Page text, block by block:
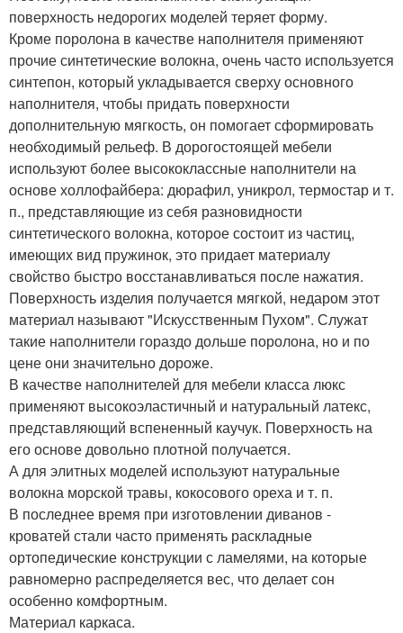
поверхность недорогих моделей теряет форму.
Кроме поролона в качестве наполнителя применяют
прочие синтетические волокна, очень часто используется
синтепон, который укладывается сверху основного
наполнителя, чтобы придать поверхности
дополнительную мягкость, он помогает сформировать
необходимый рельеф. В дорогостоящей мебели
используют более высококлассные наполнители на
основе холлофайбера: дюрафил, уникрол, термостар и т.
п., представляющие из себя разновидности
синтетического волокна, которое состоит из частиц,
имеющих вид пружинок, это придает материалу
свойство быстро восстанавливаться после нажатия.
Поверхность изделия получается мягкой, недаром этот
материал называют "Искусственным Пухом". Служат
такие наполнители гораздо дольше поролона, но и по
цене они значительно дороже.
В качестве наполнителей для мебели класса люкс
применяют высокоэластичный и натуральный латекс,
представляющий вспененный каучук. Поверхность на
его основе довольно плотной получается.
А для элитных моделей используют натуральные
волокна морской травы, кокосового ореха и т. п.
В последнее время при изготовлении диванов -
кроватей стали часто применять раскладные
ортопедические конструкции с ламелями, на которые
равномерно распределяется вес, что делает сон
особенно комфортным.
Материал каркаса.